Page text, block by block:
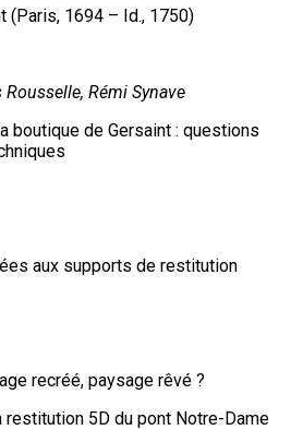
(Paris, 1694 – Id., 1750)
Rémi Synave
boutique de Gersaint : questions
aux supports de restitution
recréé, paysage rêvé ?
5D du pont Notre-Dame